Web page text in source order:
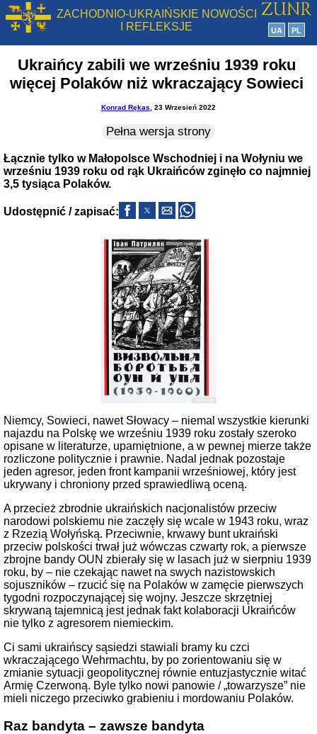
ZACHODNIO-UKRAIŃSKIE NOWOŚCI
I REFLEKSJE
UA PL
Ukraińcy zabili we wrześniu 1939 roku
więcej Polaków niż wkraczający Sowieci
Konrad Rękas , 23 Wrzesień 2022
Pełna wersja strony
Łącznie tylko w Małopolsce Wschodniej i na Wołyniu we
wrześniu 1939 roku od rąk Ukraińców zginęło co najmniej
3,5 tysiąca Polaków.
Udostępnić / zapisać:
Niemcy, Sowieci, nawet Słowacy – niemal wszystkie kierunki
najazdu na Polskę we wrześniu 1939 roku zostały szeroko
opisane w literaturze, upamiętnione, a w pewnej mierze także
rozliczone politycznie i prawnie. Nadal jednak pozostaje
jeden agresor, jeden front kampanii wrześniowej, który jest
ukrywany i chroniony przed sprawiedliwą oceną.
A przecież zbrodnie ukraińskich nacjonalistów przeciw
narodowi polskiemu nie zaczęły się wcale w 1943 roku, wraz
z Rzezią Wołyńską. Przeciwnie, krwawy bunt ukraiński
przeciw polskości trwał już wówczas czwarty rok, a pierwsze
zbrojne bandy OUN zbierały się w lasach już w sierpniu 1939
roku, by – nie czekając nawet na swych nazistowskich
sojuszników – rzucić się na Polaków w zamęcie pierwszych
tygodni rozpoczynającej się wojny. Jeszcze skrzętniej
skrywaną tajemnicą jest jednak fakt kolaboracji Ukraińców
nie tylko z agresorem niemieckim.
Ci sami ukraińscy sąsiedzi stawiali bramy ku czci
wkraczającego Wehrmachtu, by po zorientowaniu się w
zmianie sytuacji geopolitycznej równie entuzjastycznie witać
Armię Czerwoną. Byle tylko nowi panowie / „towarzysze” nie
mieli niczego przeciwko grabieniu i mordowaniu Polaków.
Raz bandyta – zawsze bandyta